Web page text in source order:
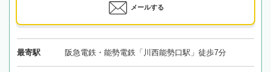
メールする
最寄駅 阪急電鉄・能勢電鉄「川西能勢口駅」徒歩7分